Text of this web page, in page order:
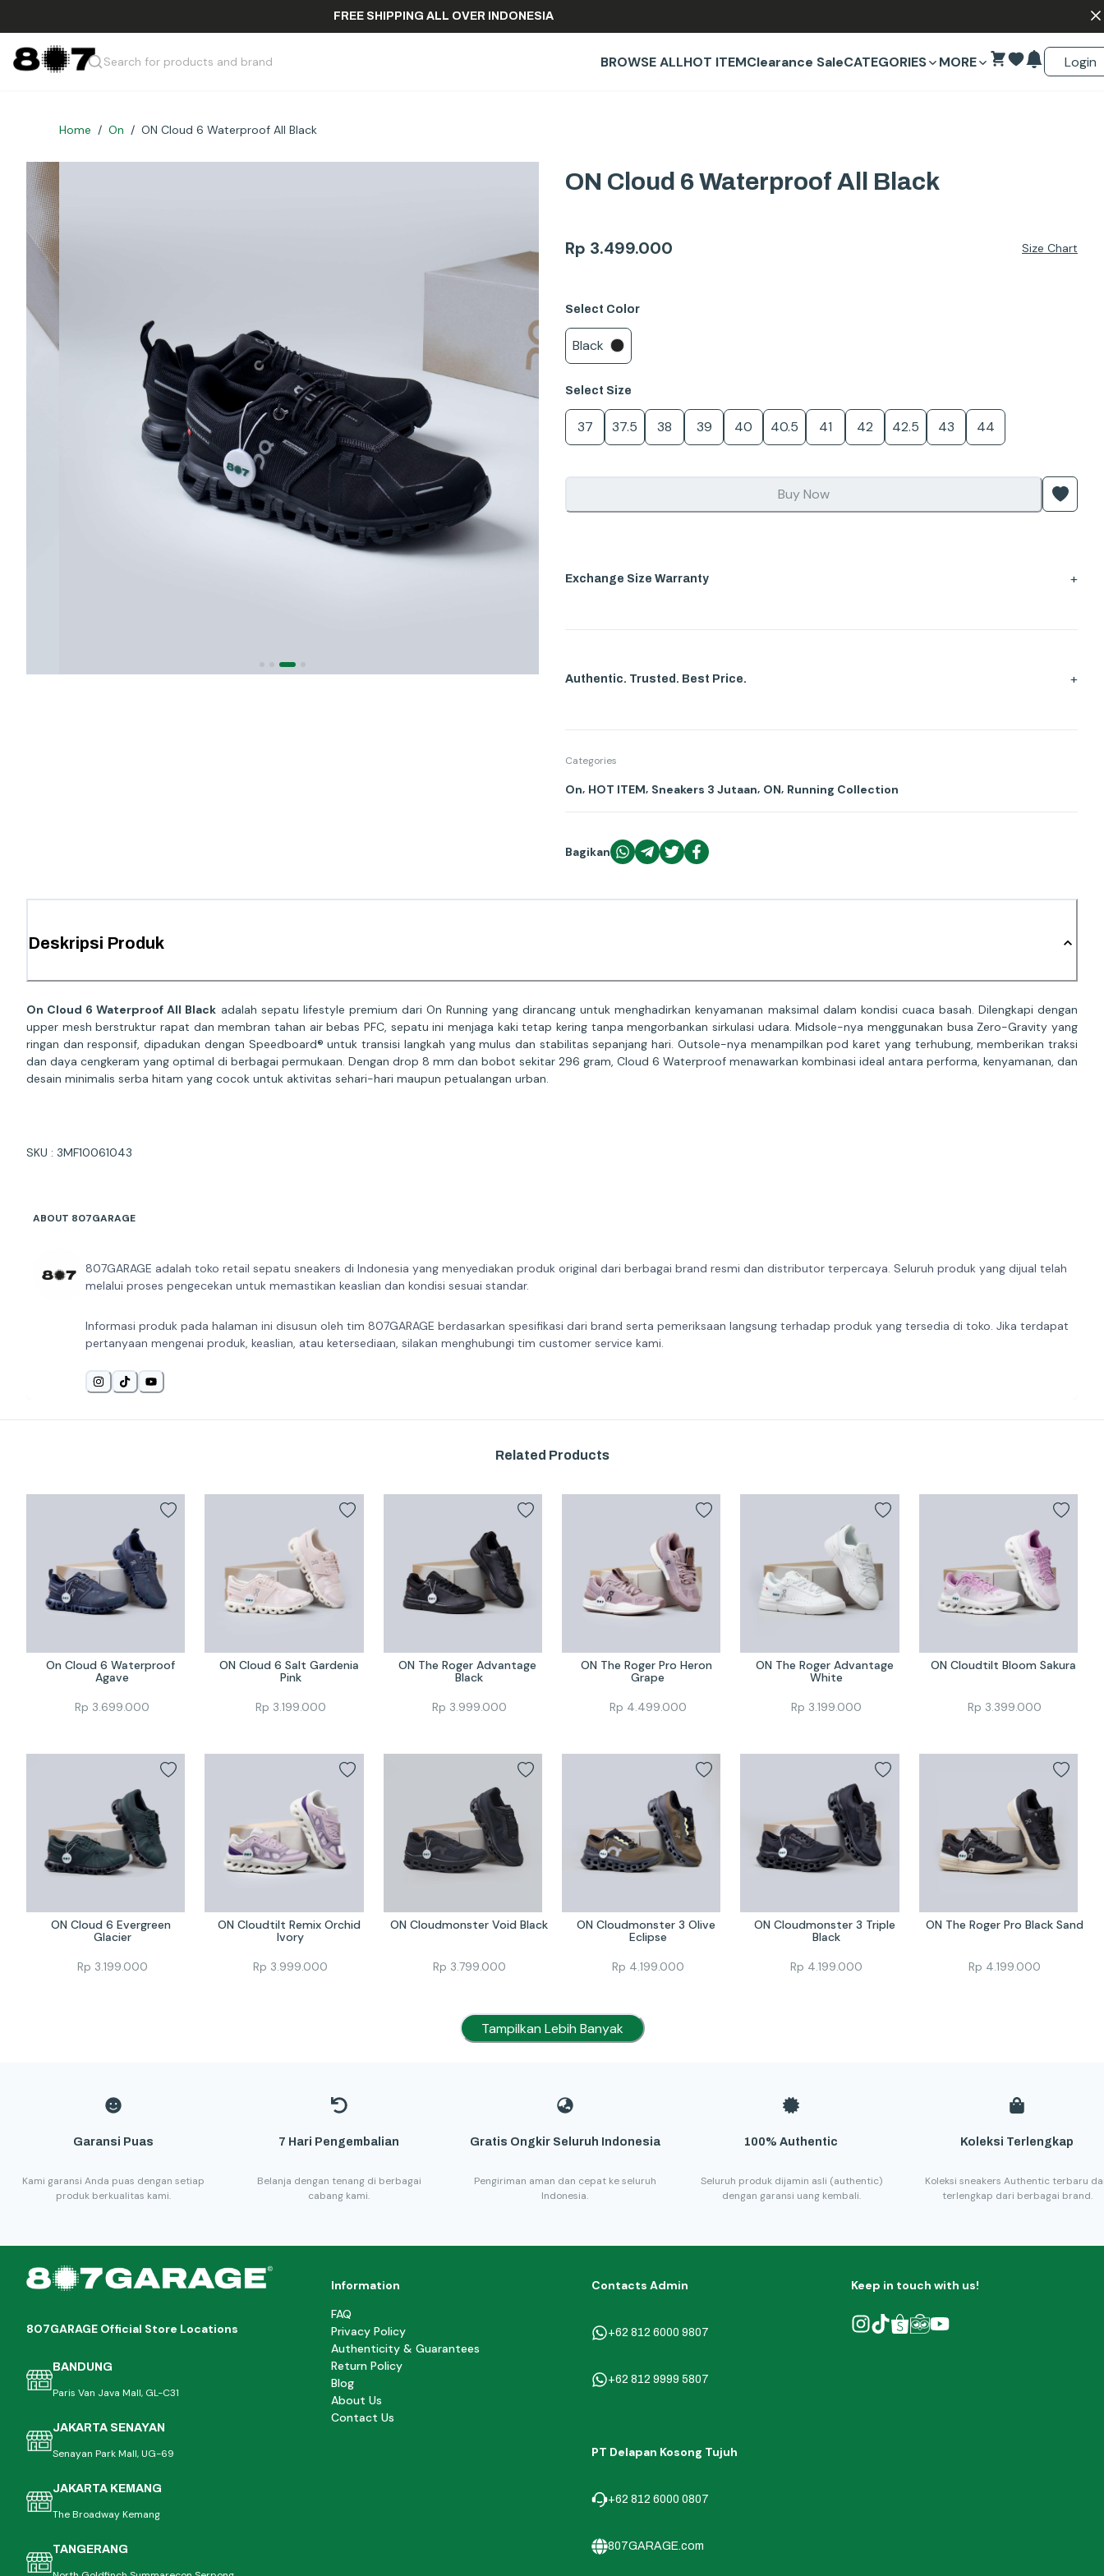
FREE SHIPPING ALL OVER INDONESIA
Search for products and brand BROWSE ALLHOT ITEMClearance SaleCATEGORIES MORE Login
Home / On / ON Cloud 6 Waterproof All Black
ON Cloud 6 Waterproof All Black
Rp 3.499.000 Size Chart
Select Color
Black
Select Size
37 37.5 38 39 40 40.5 41 42 42.5 43 44
Buy Now
Exchange Size Warranty +
Authentic. Trusted. Best Price. +
Categories
On, HOT ITEM, Sneakers 3 Jutaan, ON, Running Collection
Bagikan
Deskripsi Produk
On Cloud 6 Waterproof All Black adalah sepatu lifestyle premium dari On Running yang dirancang untuk menghadirkan kenyamanan maksimal dalam kondisi cuaca basah. Dilengkapi dengan
upper mesh berstruktur rapat dan membran tahan air bebas PFC, sepatu ini menjaga kaki tetap kering tanpa mengorbankan sirkulasi udara. Midsole-nya menggunakan busa Zero-Gravity yang
ringan dan responsif, dipadukan dengan Speedboard® untuk transisi langkah yang mulus dan stabilitas sepanjang hari. Outsole-nya menampilkan pod karet yang terhubung, memberikan traksi
dan daya cengkeram yang optimal di berbagai permukaan. Dengan drop 8 mm dan bobot sekitar 296 gram, Cloud 6 Waterproof menawarkan kombinasi ideal antara performa, kenyamanan, dan
desain minimalis serba hitam yang cocok untuk aktivitas sehari-hari maupun petualangan urban.
SKU : 3MF10061043
ABOUT 807GARAGE
807GARAGE adalah toko retail sepatu sneakers di Indonesia yang menyediakan produk original dari berbagai brand resmi dan distributor terpercaya. Seluruh produk yang dijual telah
melalui proses pengecekan untuk memastikan keaslian dan kondisi sesuai standar.
Informasi produk pada halaman ini disusun oleh tim 807GARAGE berdasarkan spesifikasi dari brand serta pemeriksaan langsung terhadap produk yang tersedia di toko. Jika terdapat
pertanyaan mengenai produk, keaslian, atau ketersediaan, silakan menghubungi tim customer service kami.
Related Products
On Cloud 6 Waterproof
Agave
Rp 3.699.000
ON Cloud 6 Salt Gardenia
Pink
Rp 3.199.000
ON The Roger Advantage
Black
Rp 3.999.000
ON The Roger Pro Heron
Grape
Rp 4.499.000
ON The Roger Advantage
White
Rp 3.199.000
ON Cloudtilt Bloom Sakura
Rp 3.399.000
ON Cloud 6 Evergreen
Glacier
Rp 3.199.000
ON Cloudtilt Remix Orchid
Ivory
Rp 3.999.000
ON Cloudmonster Void Black
Rp 3.799.000
ON Cloudmonster 3 Olive
Eclipse
Rp 4.199.000
ON Cloudmonster 3 Triple
Black
Rp 4.199.000
ON The Roger Pro Black Sand
Rp 4.199.000
Tampilkan Lebih Banyak
Garansi Puas
Kami garansi Anda puas dengan setiap
produk berkualitas kami.
7 Hari Pengembalian
Belanja dengan tenang di berbagai
cabang kami.
Gratis Ongkir Seluruh Indonesia
Pengiriman aman dan cepat ke seluruh
Indonesia.
100% Authentic
Seluruh produk dijamin asli (authentic)
dengan garansi uang kembali.
Koleksi Terlengkap
Koleksi sneakers Authentic terbaru
terlengkap dari berbagai brand.
807GARAGE Official Store Locations
BANDUNG
Paris Van Java Mall, GL-C31
JAKARTA SENAYAN
Senayan Park Mall, UG-69
JAKARTA KEMANG
The Broadway Kemang
TANGERANG
Information
FAQ
Privacy Policy
Authenticity & Guarantees
Return Policy
Blog
About Us
Contact Us
Contacts Admin
+62 812 6000 9807
+62 812 9999 5807
PT Delapan Kosong Tujuh
+62 812 6000 0807
807GARAGE.com
Keep in touch with us!